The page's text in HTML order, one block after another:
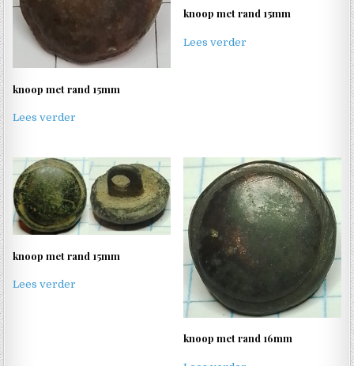
knoop met rand 15mm
Lees verder
knoop met rand 15mm
Lees verder
knoop met rand 15mm
Lees verder
knoop met rand 16mm